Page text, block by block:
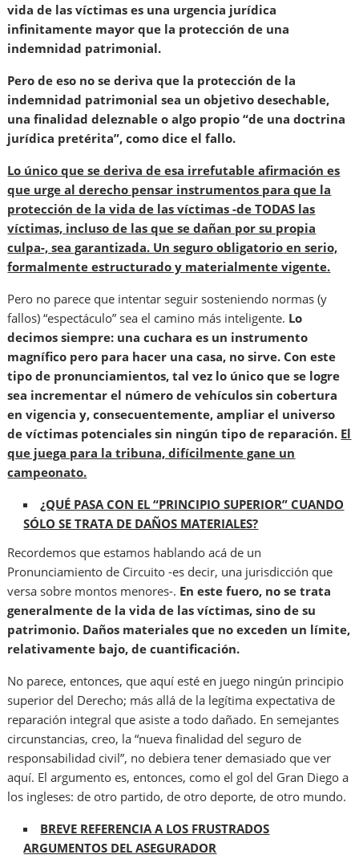
vida de las víctimas es una urgencia jurídica
infinitamente mayor que la protección de una
indemnidad patrimonial.
Pero de eso no se deriva que la protección de la
indemnidad patrimonial sea un objetivo desechable,
una finalidad deleznable o algo propio “de una doctrina
jurídica pretérita”, como dice el fallo.
Lo único que se deriva de esa irrefutable afirmación es
que urge al derecho pensar instrumentos para que la
protección de la vida de las víctimas -de TODAS las
víctimas, incluso de las que se dañan por su propia
culpa-, sea garantizada. Un seguro obligatorio en serio,
formalmente estructurado y materialmente vigente.
Pero no parece que intentar seguir sosteniendo normas (y
fallos) “espectáculo” sea el camino más inteligente. Lo
decimos siempre: una cuchara es un instrumento
magnífico pero para hacer una casa, no sirve. Con este
tipo de pronunciamientos, tal vez lo único que se logre
sea incrementar el número de vehículos sin cobertura
en vigencia y, consecuentemente, ampliar el universo
de víctimas potenciales sin ningún tipo de reparación. El
que juega para la tribuna, difícilmente gane un
campeonato.
¿QUÉ PASA CON EL “PRINCIPIO SUPERIOR” CUANDO
SÓLO SE TRATA DE DAÑOS MATERIALES?
Recordemos que estamos hablando acá de un
Pronunciamiento de Circuito -es decir, una jurisdicción que
versa sobre montos menores-. En este fuero, no se trata
generalmente de la vida de las víctimas, sino de su
patrimonio. Daños materiales que no exceden un límite,
relativamente bajo, de cuantificación.
No parece, entonces, que aquí esté en juego ningún principio
superior del Derecho; más allá de la legítima expectativa de
reparación integral que asiste a todo dañado. En semejantes
circunstancias, creo, la “nueva finalidad del seguro de
responsabilidad civil”, no debiera tener demasiado que ver
aquí. El argumento es, entonces, como el gol del Gran Diego a
los ingleses: de otro partido, de otro deporte, de otro mundo.
BREVE REFERENCIA A LOS FRUSTRADOS
ARGUMENTOS DEL ASEGURADOR